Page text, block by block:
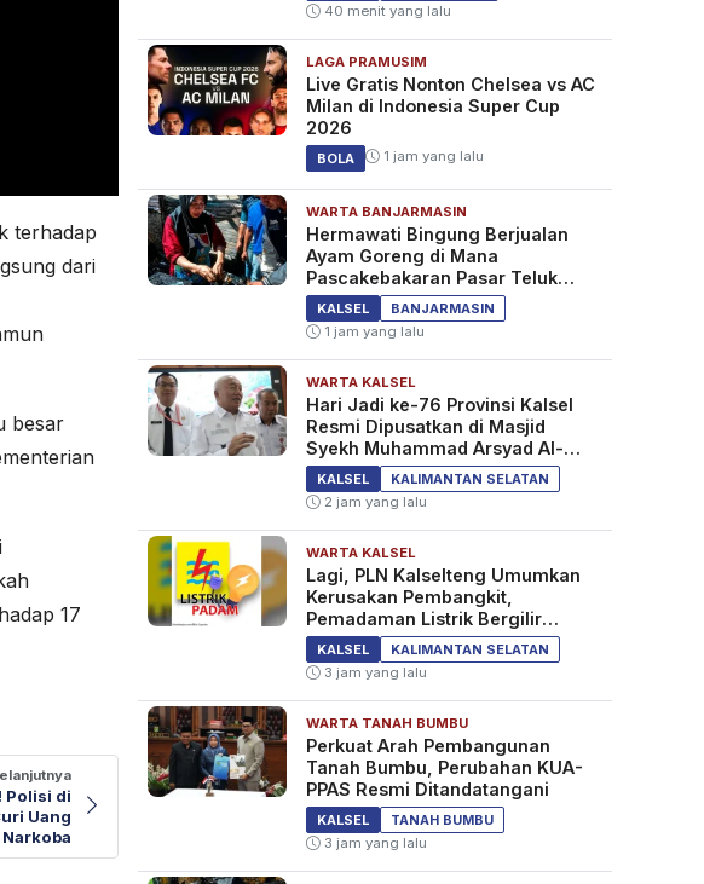
terhadap
dari
besar
17
Polisi di
Uang
40 menit yang lalu
LAGA PRAMUSIM
Live Gratis Nonton Chelsea vs AC
Milan di Indonesia Super Cup
2026
BOLA 1 jam yang lalu
WARTA BANJARMASIN
Hermawati Bingung Berjualan
Ayam Goreng di Mana
Pascakebakaran Pasar Teluk
Dalam Banjarmasin
KALSEL
BANJARMASIN
1 jam yang lalu
WARTA KALSEL
Hari Jadi ke-76 Provinsi Kalsel
Resmi Dipusatkan di Masjid
Syekh Muhammad Arsyad Al-
Banjari
KALSEL
KALIMANTAN SELATAN
2 jam yang lalu
WARTA KALSEL
Lagi, PLN Kalselteng Umumkan
Kerusakan Pembangkit,
Pemadaman Listrik Bergilir
Diperpanjang?
KALSEL
KALIMANTAN SELATAN
3 jam yang lalu
WARTA TANAH BUMBU
Perkuat Arah Pembangunan
Tanah Bumbu, Perubahan KUA-
PPAS Resmi Ditandatangani
KALSEL
TANAH BUMBU
3 jam yang lalu